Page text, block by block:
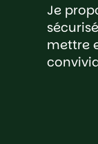
Je
mettre